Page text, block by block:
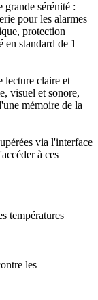
sérénité :
pour les alarmes
protection
en standard de 1
lecture claire et
visuel et sonore,
mémoire de la
via l'interface
à ces
températures
les